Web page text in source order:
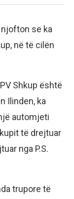
njofton se ka
në të cilën
Shkup është
Ilinden, ka
automjeti
të drejtuar
nga P.S.
trupore të